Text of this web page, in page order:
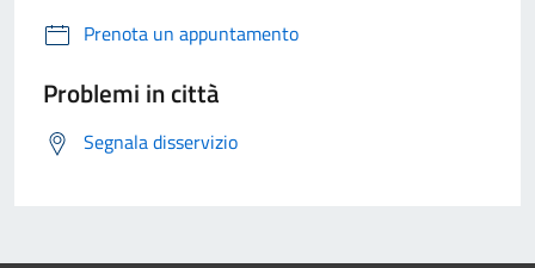
Prenota un appuntamento
Problemi in città
Segnala disservizio